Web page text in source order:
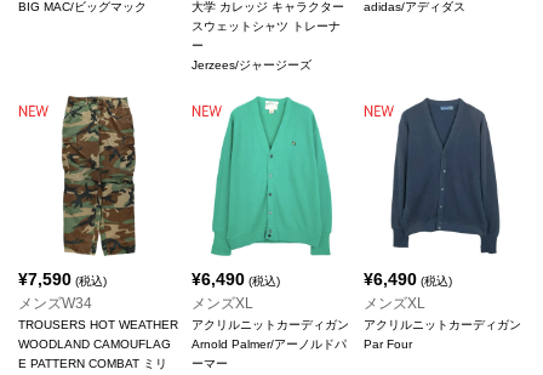
BIG MAC/ビッグマック
大学 カレッジ キャラクター
スウェットシャツ トレーナ
ー
Jerzees/ジャージーズ
adidas/アディダス
¥7,590 (税込)
メンズW34
TROUSERS HOT WEATHER
WOODLAND CAMOUFLAG
E PATTERN COMBAT ミリ
¥6,490(税込)
メンズXL
アクリルニットカーディガン
Arnold Palmer/アーノルドパ
ーマー
¥6,490 (税込)
メンズXL
アクリルニットカーディガン
Par Four